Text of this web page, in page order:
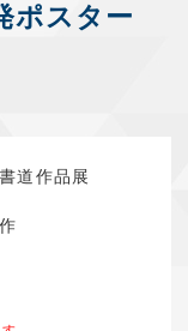
ポスター
道作品展